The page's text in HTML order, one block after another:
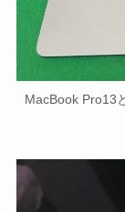
MacBook Pro13